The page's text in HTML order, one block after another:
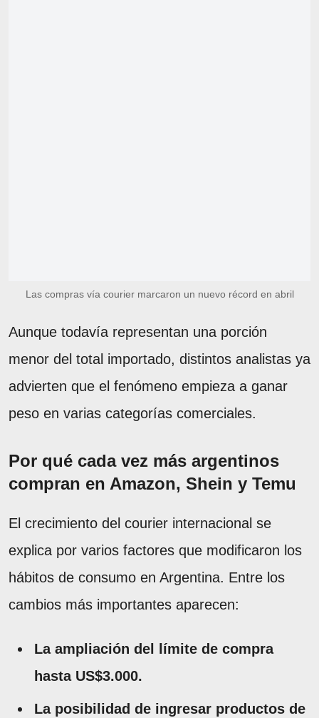
Las compras vía courier marcaron un nuevo récord en abril
Aunque todavía representan una porción
menor del total importado, distintos analistas ya
advierten que el fenómeno empieza a ganar
peso en varias categorías comerciales.
Por qué cada vez más argentinos
compran en Amazon, Shein y Temu
El crecimiento del courier internacional se
explica por varios factores que modificaron los
hábitos de consumo en Argentina. Entre los
cambios más importantes aparecen:
La ampliación del límite de compra
hasta US$3.000.
La posibilidad de ingresar productos de